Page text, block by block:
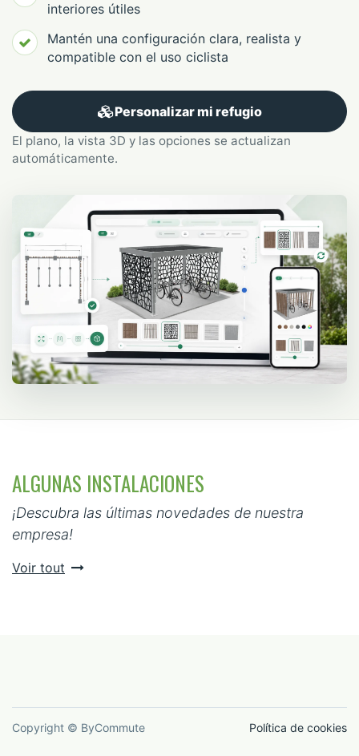
interiores útiles
Mantén una configuración clara, realista y
compatible con el uso ciclista
Personalizar mi refugio
El plano, la vista 3D y las opciones se actualizan
automáticamente.
ALGUNAS INSTALACIONES
¡Descubra las últimas novedades de nuestra
empresa!
Voir tout
Copyright © ByCommute Política de cookies